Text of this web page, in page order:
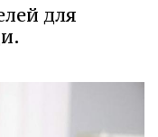
для